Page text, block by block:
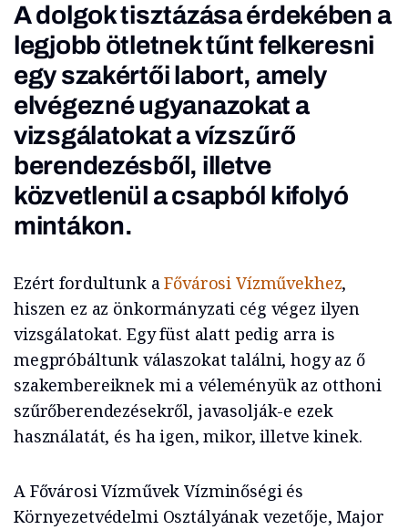
A dolgok tisztázása érdekében a
legjobb ötletnek tűnt felkeresni
egy szakértői labort, amely
elvégezné ugyanazokat a
vizsgálatokat a vízszűrő
berendezésből, illetve
közvetlenül a csapból kifolyó
mintákon.
Ezért fordultunk aFővárosi Vízművekhez,
hiszen ez az önkormányzati cég végez ilyen
vizsgálatokat. Egy füst alatt pedig arra is
megpróbáltunk válaszokat találni, hogy az ő
szakembereiknek mi a véleményük az otthoni
szűrőberendezésekről, javasolják-e ezek
használatát, és ha igen, mikor, illetve kinek.
A Fővárosi Vízművek Vízminőségi és
Környezetvédelmi Osztályának vezetője, Major